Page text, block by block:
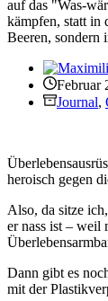
auf das "Was-
kämpfen, statt in
Beeren, sondern
Februar
Journal,
heroisch gegen
Also, da sitze
er nass ist – weil
Dann gibt es
mit der